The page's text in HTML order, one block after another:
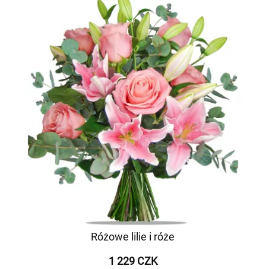
Różowe lilie i róże
1 229 CZK